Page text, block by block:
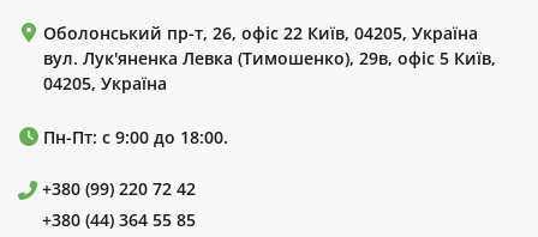
Оболонський пр-т, 26, офіс 22 Київ, 04205, Україна
вул. Лук'яненка Левка (Тимошенко), 29в, офіс 5 Київ,
04205, Україна
Пн-Пт: с 9:00 до 18:00.
+380 (99) 220 72 42
+380 (44) 364 55 85